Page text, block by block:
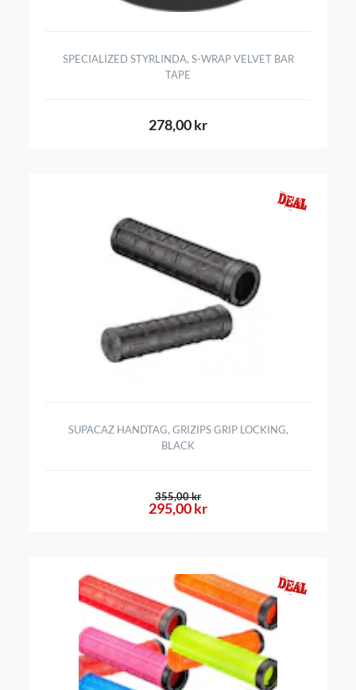
SPECIALIZED STYRLINDA, S-WRAP VELVET BAR
TAPE
278,00 kr
SUPACAZ HANDTAG, GRIZIPS GRIP LOCKING,
BLACK
295,00 kr
355,00 kr